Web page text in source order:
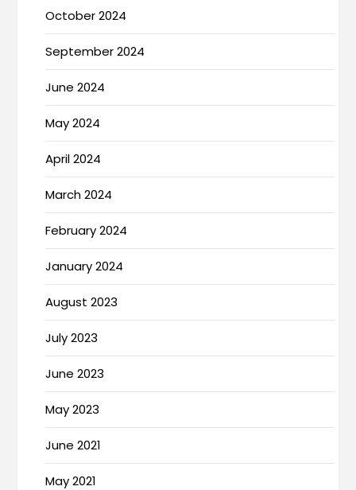
October 2024
September 2024
June 2024
May 2024
April 2024
March 2024
February 2024
January 2024
August 2023
July 2023
June 2023
May 2023
June 2021
May 2021